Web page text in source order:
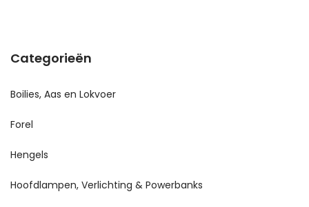
Categorieën
Boilies, Aas en Lokvoer
Forel
Hengels
Hoofdlampen, Verlichting & Powerbanks